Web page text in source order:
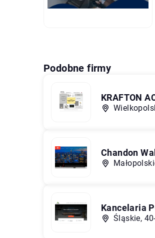
Podobne firmy
KRAFTON
Chandon
Kancelaria
Śląskie,